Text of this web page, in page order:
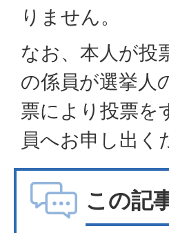
りません。
なお、本人が投
の係員が選挙人
票により投票を
員へお申し出く
この記